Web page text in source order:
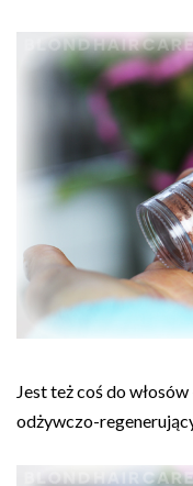
Jest też coś do włosów
odżywczo-